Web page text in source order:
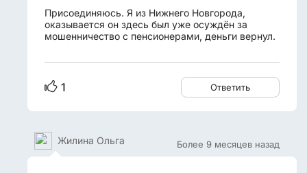
Присоединяюсь. Я из Нижнего Новгорода,
оказывается он здесь был уже осуждён за
мошенничество с пенсионерами, деньги вернул.
1 Ответить
Более 9 месяцев назад
Жилина Ольга